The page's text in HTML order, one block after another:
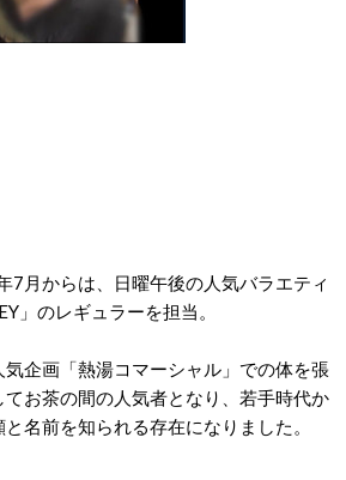
7月からは、日曜午後の人気バラエティ
」のレギュラーを担当。
企画「熱湯コマーシャル」での体を張
お茶の間の人気者となり、若手時代か
名前を知られる存在になりました。